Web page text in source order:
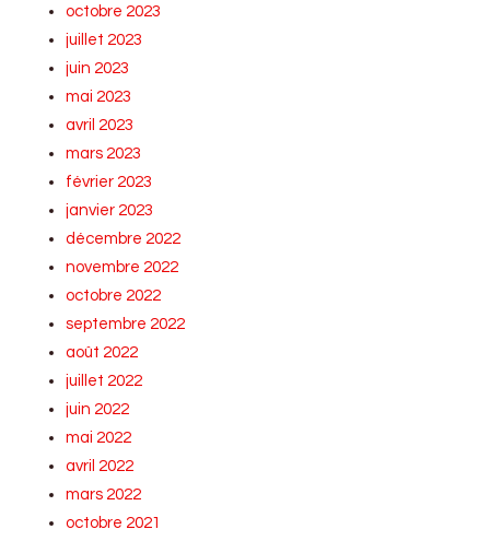
octobre 2023
juillet 2023
juin 2023
mai 2023
avril 2023
mars 2023
février 2023
janvier 2023
décembre 2022
novembre 2022
octobre 2022
septembre 2022
août 2022
juillet 2022
juin 2022
mai 2022
avril 2022
mars 2022
octobre 2021